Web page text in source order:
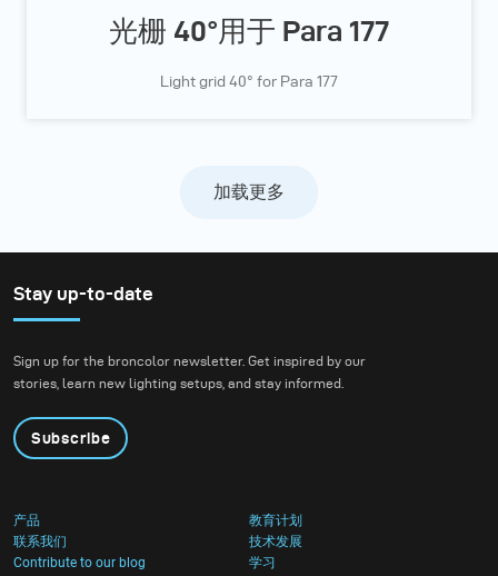
光栅 40°用于 Para 177
Light grid 40° for Para 177
加载更多
Stay up-to-date
Sign up for the broncolor newsletter. Get inspired by our
stories, learn new lighting setups, and stay informed.
Subscribe
产品
教育计划
联系我们
技术发展
Contribute to our blog
学习